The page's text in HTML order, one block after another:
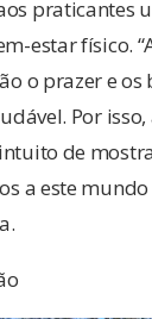
praticantes
estar físico.
o prazer e os
Por
de
a este